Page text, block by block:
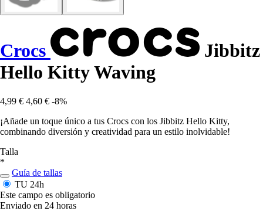
Crocs
Jibbitz
Hello Kitty Waving
4,99 € 4,60 € -8%
¡Añade un toque único a tus Crocs con los Jibbitz Hello Kitty,
combinando diversión y creatividad para un estilo inolvidable!
Talla
*
Guía de tallas
TU 24h
Este campo es obligatorio
Enviado en 24 horas